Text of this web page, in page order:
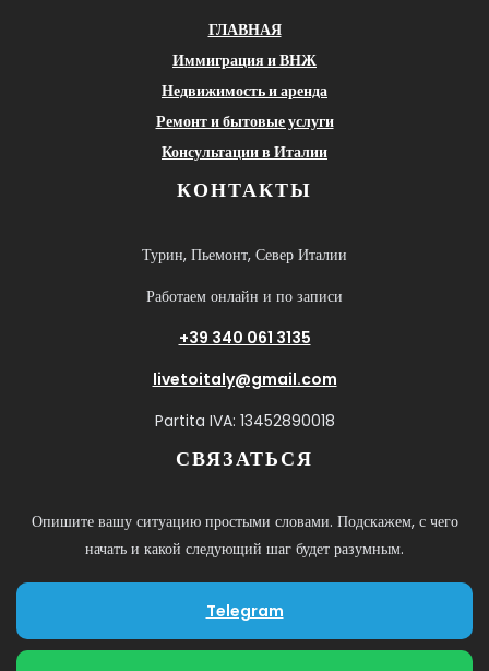
ГЛАВНАЯ
Иммиграция и ВНЖ
Недвижимость и аренда
Ремонт и бытовые услуги
Консультации в Италии
КОНТАКТЫ
Турин, Пьемонт, Север Италии
Работаем онлайн и по записи
+39 340 061 3135
livetoitaly@gmail.com
Partita IVA: 13452890018
СВЯЗАТЬСЯ
Опишите вашу ситуацию простыми словами. Подскажем, с чего
начать и какой следующий шаг будет разумным.
Telegram